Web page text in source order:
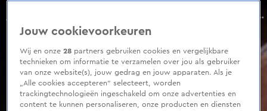
Afval en vogelpoep: buren helemaal klaar met eikenboom!
Aflevering 5, Seizoen 10
of
seconds
Jouw cookievoorkeuren
Wij en onze28 partners gebruiken cookies en vergelijkbare
technieken om informatie te verzamelen over jou als gebruiker
van onze website(s), jouw gedrag en jouw apparaten. Als je
„Alle cookies accepteren” selecteert, worden
trackingtechnologieën ingeschakeld om onze advertenties en
content te kunnen personaliseren, onze producten en diensten